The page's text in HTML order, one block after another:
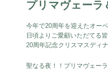
プリマヴェー
今年で20周年を迎えたオー
日頃よりご愛顧いただてる
20周年記念クリスマスディ
聖なる夜！！プリマヴェー